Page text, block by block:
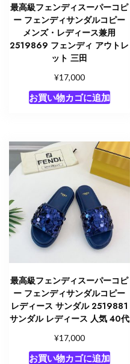
最高級フェンディスーパーコピ
ー フェンディサンダルコピー
メンズ・レディース兼用
2519869 フェンディ アウトレ
ット 三田
¥17,000
お買い物カゴに追加
最高級フェンディスーパーコピ
ー フェンディサンダルコピー
レディース サンダル 2519881
サンダル レディース 人気 40代
¥17,000
お買い物カゴに追加